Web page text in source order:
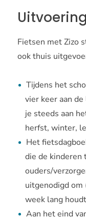
Fietsen met Zizo
ook thuis
Tijdens het
vier keer aan
je steeds aan
herfst, winter,
Het
die de kinderen
ouders/
uitgenodigd om
week lang
Aan het eind